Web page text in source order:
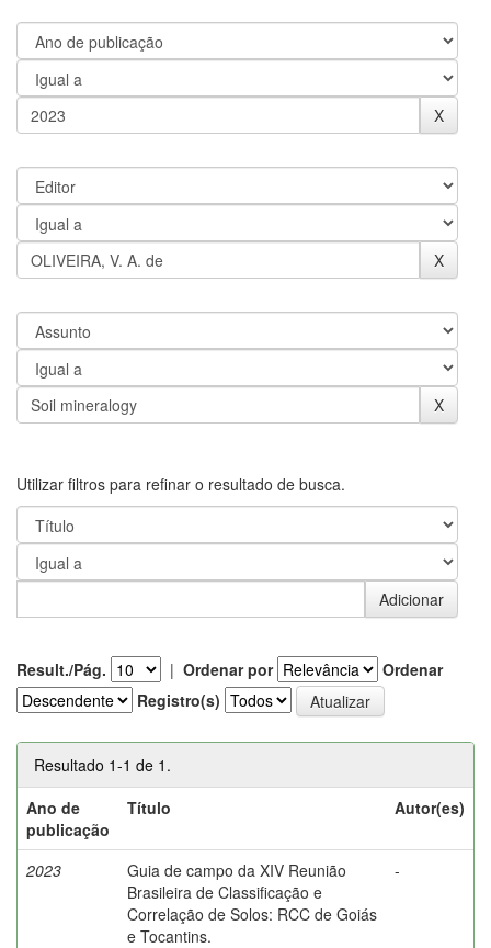
Utilizar filtros para refinar o resultado de busca.
Result./Pág. | Ordenar por
Ordenar
Registro(s)
Resultado 1-1 de 1.
Ano de
publicação
Título Autor(es)
2023
Guia de campo da XIV Reunião
Brasileira de Classificação e
Correlação de Solos: RCC de Goiás
e Tocantins.
-